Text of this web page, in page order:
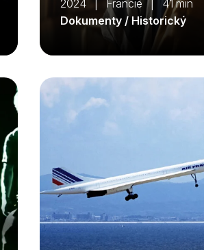
2024 | Francie | 41 min
Dokumenty / Historický